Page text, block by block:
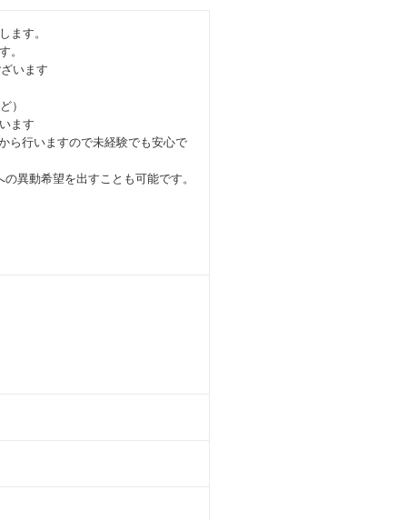
ます。
。
います
）
ます
行いますので未経験でも安心で
異動希望を出すことも可能です。